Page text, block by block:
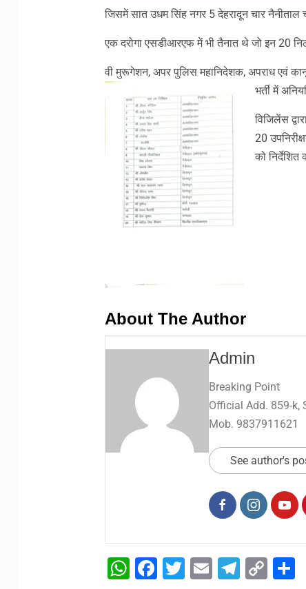
जिसमें सात उधम सिंह नगर 5 देहरादून चार नैनीताल
एक दरोगा एसडीआरएफ में भी तैनात थे जो इन 20
वी मुरूगेशन, अपर पुलिस महानिदेशक, अपराध एवं
भर्ती में
विजिलेंस
20
को निर्देशित
About The Author
Admin
Breaking Point
Official Add. 859-k,
Mob. 9837911621
See author's
WhatsApp
Facebook
Twitter
EmailCopy